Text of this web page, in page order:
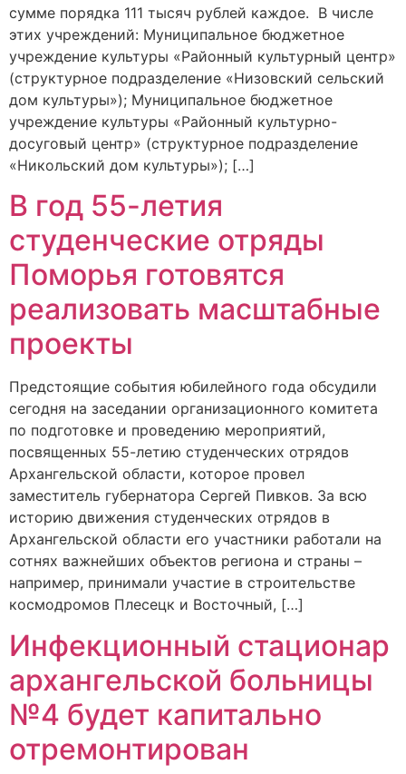
сумме порядка 111 тысяч рублей каждое. В числе
этих учреждений: Муниципальное бюджетное
учреждение культуры «Районный культурный центр»
(структурное подразделение «Низовский сельский
дом культуры»); Муниципальное бюджетное
учреждение культуры «Районный культурно-
досуговый центр» (структурное подразделение
«Никольский дом культуры»); […]
В год 55-летия
студенческие отряды
Поморья готовятся
реализовать масштабные
проекты
Предстоящие события юбилейного года обсудили
сегодня на заседании организационного комитета
по подготовке и проведению мероприятий,
посвященных 55-летию студенческих отрядов
Архангельской области, которое провел
заместитель губернатора Сергей Пивков. За всю
историю движения студенческих отрядов в
Архангельской области его участники работали на
сотнях важнейших объектов региона и страны –
например, принимали участие в строительстве
космодромов Плесецк и Восточный, […]
Инфекционный стационар
архангельской больницы
№4 будет капитально
отремонтирован